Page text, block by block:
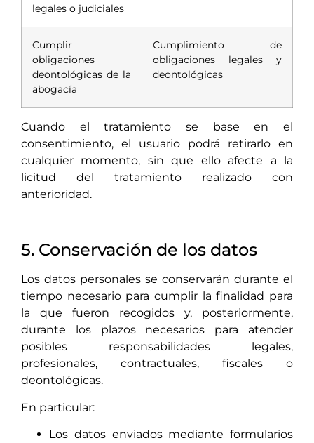
legales o judiciales
Cumplir
obligaciones
deontológicas de la
abogacía
Cumplimiento de
obligaciones legales y
deontológicas
Cuando el tratamiento se base en el
consentimiento, el usuario podrá retirarlo en
cualquier momento, sin que ello afecte a la
licitud del tratamiento realizado con
anterioridad.
5. Conservación de los datos
Los datos personales se conservarán durante el
tiempo necesario para cumplir la finalidad para
la que fueron recogidos y, posteriormente,
durante los plazos necesarios para atender
posibles responsabilidades legales,
profesionales, contractuales, fiscales o
deontológicas.
En particular:
Los datos enviados mediante formularios